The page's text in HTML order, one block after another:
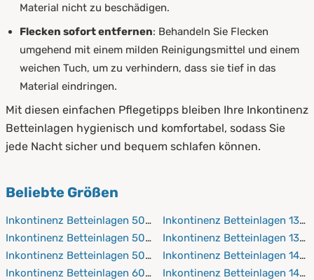
Material nicht zu beschädigen.
Flecken sofort entfernen: Behandeln Sie Flecken
umgehend mit einem milden Reinigungsmittel und einem
weichen Tuch, um zu verhindern, dass sie tief in das
Material eindringen.
Mit diesen einfachen Pflegetipps bleiben Ihre Inkontinenz
Betteinlagen hygienisch und komfortabel, sodass Sie
jede Nacht sicher und bequem schlafen können.
Beliebte Größen
Inkontinenz Betteinlagen 50x70 cm
Inkontinenz Betteinlagen 50x90 cm
Inkontinenz Betteinlagen 50x100 cm
Inkontinenz Betteinlagen 60x120 cm
Inkontinenz Betteinlagen
Inkontinenz Betteinlagen
Inkontinenz Betteinlagen
Inkontinenz Betteinlagen